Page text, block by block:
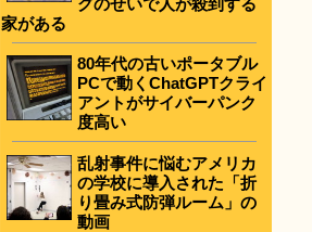
グのせいで人が殺到する
家がある
80年代の古いポータブル
PCで動くChatGPTクライ
アントがサイバーパンク
度高い
乱射事件に悩むアメリカ
の学校に導入された「折
り畳み式防弾ルーム」の
動画